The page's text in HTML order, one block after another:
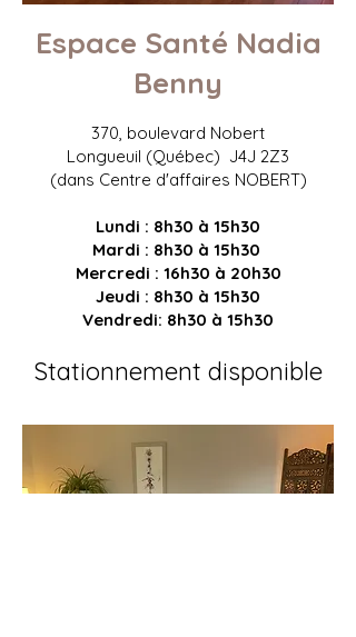
Espace Santé Nadia
Benny
370, boulevard Nobert
Longueuil (Québec) J4J 2Z3
(dans Centre d'affaires NOBERT)
Lundi : 8h30 à 15h30
Mardi : 8h30 à 15h30
Mercredi : 16h30 à 20h30
Jeudi : 8h30 à 15h30
Vendredi: 8h30 à 15h30
Stationnement disponible